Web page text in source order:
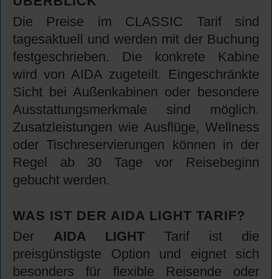
Die Preise im CLASSIC Tarif sind
tagesaktuell und werden mit der Buchung
festgeschrieben. Die konkrete Kabine
wird von AIDA zugeteilt. Eingeschränkte
Sicht bei Außenkabinen oder besondere
Ausstattungsmerkmale sind möglich.
Zusatzleistungen wie Ausflüge, Wellness
oder Tischreservierungen können in der
Regel ab 30 Tage vor Reisebeginn
gebucht werden.
WAS IST DER AIDA LIGHT TARIF?
Der AIDA LIGHT Tarif ist die
preisgünstigste Option und eignet sich
besonders für flexible Reisende oder